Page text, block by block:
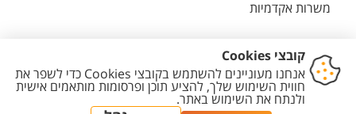
משרות אקדמיות